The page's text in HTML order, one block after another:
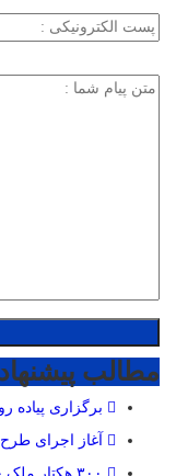
مطالب
برگزاری پیاده روی
آغاز اجرای